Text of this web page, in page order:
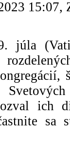
15:07,
júla
ich
sa